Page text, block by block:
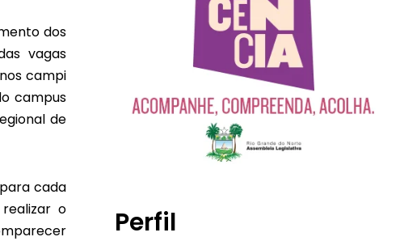
dos
vagas
campi
campus
de
cada
o
Perfil